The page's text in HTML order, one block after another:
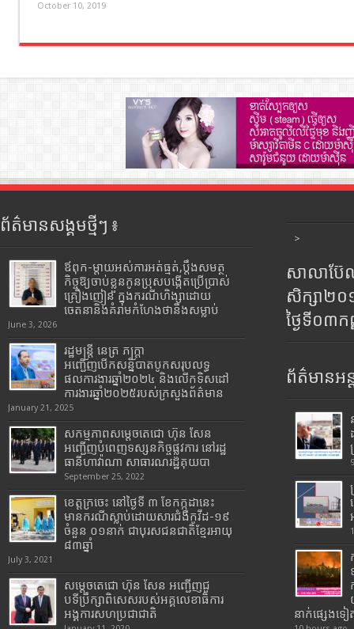
October 10, 2019
ព័ត៌មានសង្គមថ្មីៗ ៖
ឪពុក-ម្ដាយអស់ការអត់ធ្មត់,ប្ដឹងសមត្ថ
កិច្ចឱ្យចាប់ខ្លួនកូនប្រុសបង្កើតប្រើប្រាស់
គ្រឿងញៀន ក្នុងករណីហិង្សាដោយ
ចេតនានិងគំរាមកំហែងថានឹងសម្លាប់
June 3, 2026
រដ្ឋមន្រ្តី​ នេត្រ​ ភក្ត្រា​
អញ្ជើញបើកសន្និបាតបូកសរុបលទ្ធ
ផលការងារឆ្នាំ២០២៤ និងលើកទិសដៅ
ការងារឆ្នាំ២០២៥របស់​ក្រសួង​ព័ត៌មាន​
January 21, 2025
សកម្មភាពសម្តេចតេជោ ហ៊ុន សែន
អញ្ជើញបំពេញទស្សនកិច្ចផ្លូវការ នៅរដ្ឋ
ធានីហាវ៉ាណា សាធារណរដ្ឋគុយបា
September 25, 2022
ខេត្តក្រចេះ នៅថ្ងៃទី ៣ ខែកក្កដានេះ
មានករណីស្លាប់ដោយសារជំងឺកូវីដ-១៩
ចំនួន ០១នាក់ ជាបុរសជនជាតិខ្មែរអាយុ
៨៣ឆ្នាំ
July 3, 2021
សម្តេចតេជោ ហ៊ុន សែន អញ្ជើញជួ
បទីប្រឹក្សាពិសេសរបស់អគ្គលេខាធិការ
អង្គការសហប្រជាជាតិ
>
សាលាប៊ែ
សិក្សា២
ថ្ងៃទី០៣
ព័ត៌មានអន្
នាក់ផ្សេងទ